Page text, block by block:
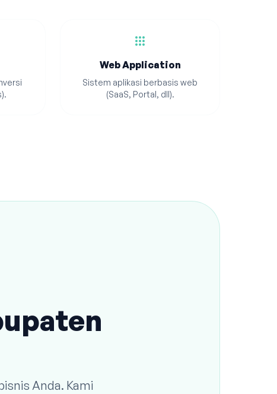
apps
Web Application
Sistem aplikasi berbasis web
(SaaS, Portal, dll).
Anda. Kami